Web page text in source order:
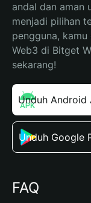
andal dan aman
menjadi pilihan
pengguna,
Web3 di Bitget
sekarang!
Unduh Android
Unduh Google
FAQ